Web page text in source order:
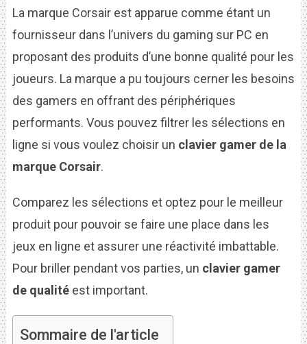
La marque Corsair est apparue comme étant un
fournisseur dans l’univers du gaming sur PC en
proposant des produits d’une bonne qualité pour les
joueurs. La marque a pu toujours cerner les besoins
des gamers en offrant des périphériques
performants. Vous pouvez filtrer les sélections en
ligne si vous voulez choisir un clavier gamer de la
marque Corsair.
Comparez les sélections et optez pour le meilleur
produit pour pouvoir se faire une place dans les
jeux en ligne et assurer une réactivité imbattable.
Pour briller pendant vos parties, un clavier gamer
de qualitéest important.
Sommaire de l'article